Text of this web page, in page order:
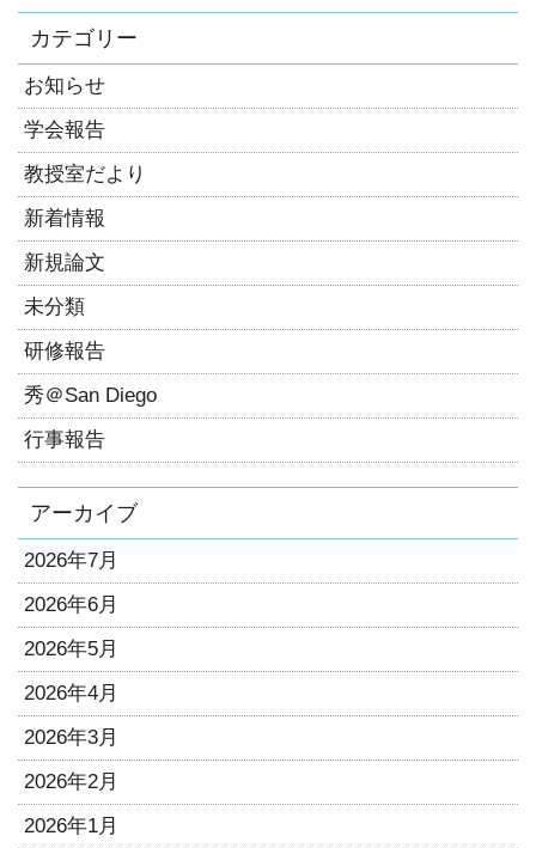
カテゴリー
お知らせ
学会報告
教授室だより
新着情報
新規論文
未分類
研修報告
秀＠San Diego
行事報告
アーカイブ
2026年7月
2026年6月
2026年5月
2026年4月
2026年3月
2026年2月
2026年1月